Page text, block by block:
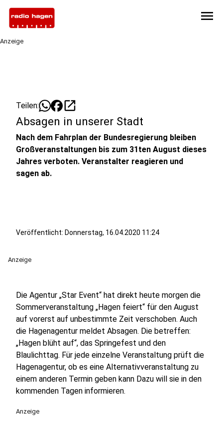
menu
Anzeige
Teilen: open_in_new
Absagen in unserer Stadt
Nach dem Fahrplan der Bundesregierung bleiben
Großveranstaltungen bis zum 31ten August dieses
Jahres verboten. Veranstalter reagieren und
sagen ab.
Veröffentlicht: Donnerstag, 16.04.2020 11:24
Anzeige
Die Agentur „Star Event“ hat direkt heute morgen die
Sommerveranstaltung „Hagen feiert“ für den August
auf vorerst auf unbestimmte Zeit verschoben. Auch
die Hagenagentur meldet Absagen. Die betreffen:
„Hagen blüht auf“, das Springefest und den
Blaulichttag. Für jede einzelne Veranstaltung prüft die
Hagenagentur, ob es eine Alternativveranstaltung zu
einem anderen Termin geben kann Dazu will sie in den
kommenden Tagen informieren.
Anzeige